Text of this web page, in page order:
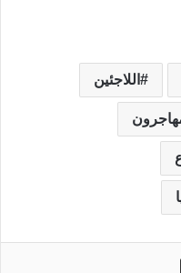
اللاجئين
مشاركة عبر البريد